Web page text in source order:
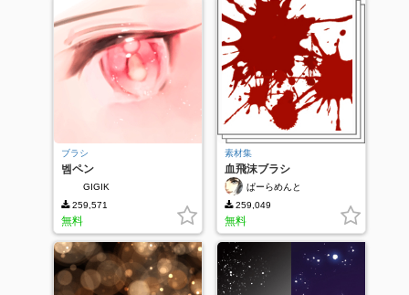
ブラシ
벰ペン
GIGIK
259,571
無料
素材集
血飛沫ブラシ
ぱーらめんと
259,049
無料